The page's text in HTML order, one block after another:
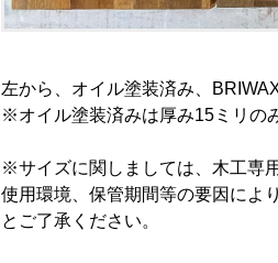
左から、オイル塗装済み、
※オイル塗装済みは厚み15ミリの
※サイズに関しましては、木工専
使用環境、保管期間等の要因によ
とご了承ください。